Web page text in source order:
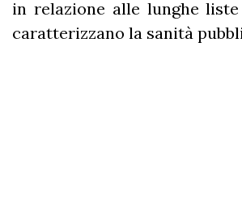
in relazione alle lunghe
caratterizzano la sanità